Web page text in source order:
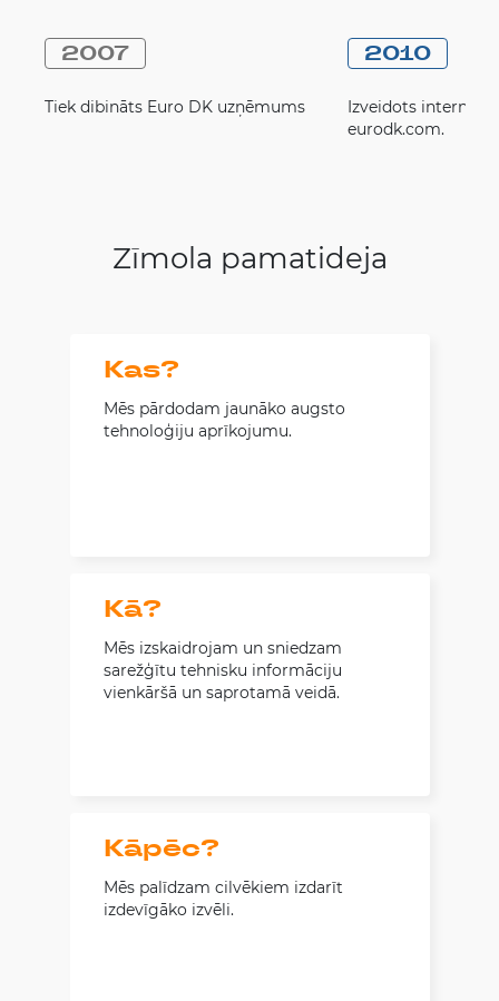
2007
Tiek dibināts Euro DK uzņēmums
2010
Izveidots interneta
eurodk.com.
Zīmola pamatideja
Kas?
Mēs pārdodam jaunāko augsto
tehnoloģiju aprīkojumu.
Kā?
Mēs izskaidrojam un sniedzam
sarežģītu tehnisku informāciju
vienkāršā un saprotamā veidā.
Kāpēc?
Mēs palīdzam cilvēkiem izdarīt
izdevīgāko izvēli.